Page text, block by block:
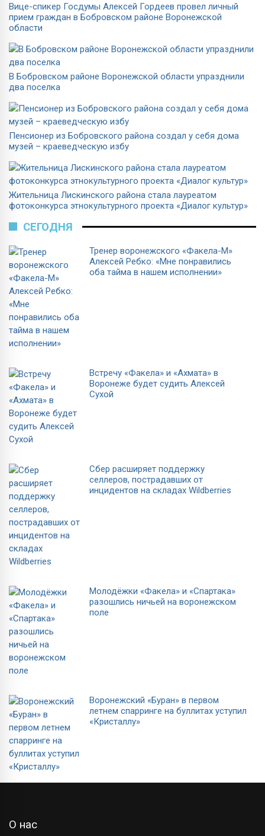
Вице-спикер Госдумы Алексей Гордеев провел личный
прием граждан в Бобровском районе Воронежской
области
В Бобровском районе Воронежской области упразднили
два поселка
Пенсионер из Бобровского района создал у себя дома
музей – краеведческую избу
Жительница Лискинского района стала лауреатом
фотоконкурса этнокультурного проекта «Диалог культур»
СЕГОДНЯ
Тренер воронежского «Факела-М»
Алексей Ребко: «Мне понравились
оба тайма в нашем исполнении»
Встречу «Факела» и «Ахмата» в
Воронеже будет судить Алексей
Сухой
Сбер расширяет поддержку
селлеров, пострадавших от
инцидентов на складах Wildberries
Молодёжки «Факела» и «Спартака»
разошлись ничьей на воронежском
поле
Воронежский «Буран» в первом
летнем спарринге на буллитах уступил
«Кристаллу»
О нас